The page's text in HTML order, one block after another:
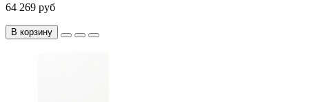
64 269 руб
В корзину